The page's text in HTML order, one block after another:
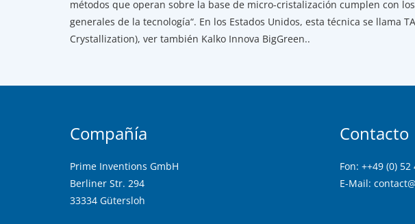
métodos que operan sobre la base de micro-cristalización cumplen con
generales de la tecnología“. En los Estados Unidos, esta técnica se llama
Crystallization), ver también Kalko Innova BigGreen..
Compañía
Prime Inventions GmbH
Berliner Str. 294
33334 Gütersloh
Contacto
Fon: ++49 (0)
E-Mail: contact@